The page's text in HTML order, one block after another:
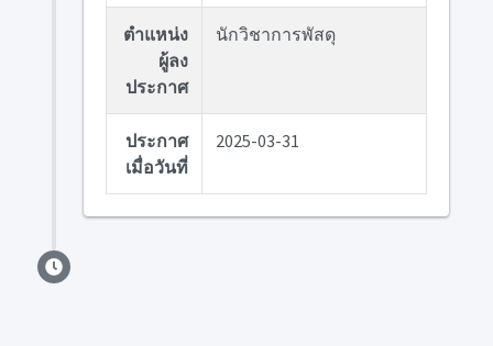
ตำแหน่ง
ผู้ลง
ประกาศ
นักวิชาการพัสดุ
ประกาศ
เมื่อวันที่
2025-03-31